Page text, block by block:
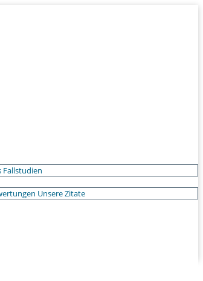
Fallstudien
Unsere Zitate